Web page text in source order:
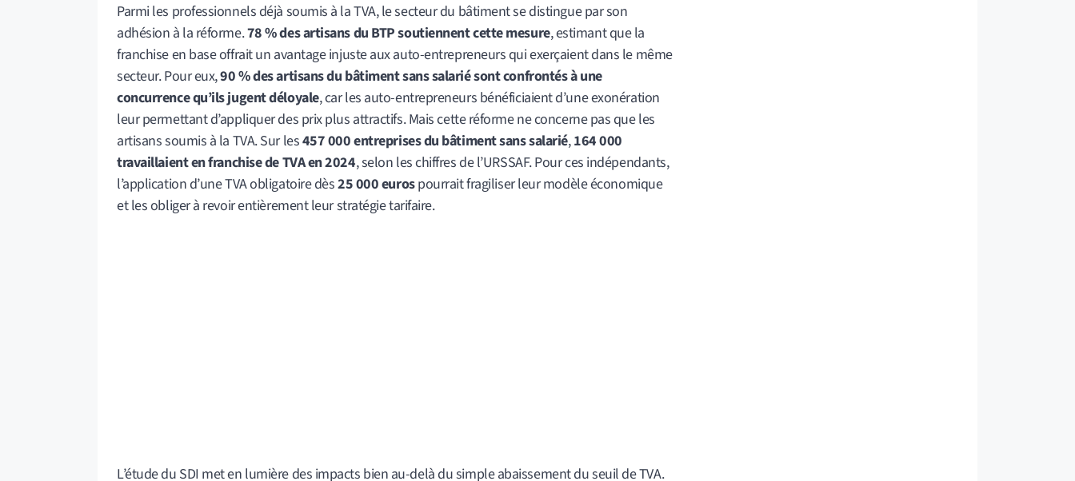
Parmi les professionnels déjà soumis à la TVA, le secteur du bâtiment se distingue par son
adhésion à la réforme.78 % des artisans du BTP soutiennent cette mesure, estimant que la
franchise en base offrait un avantage injuste aux auto-entrepreneurs qui exerçaient dans le même
secteur. Pour eux,90 % des artisans du bâtiment sans salarié sont confrontés à une
concurrence qu’ils jugent déloyale, car les auto-entrepreneurs bénéficiaient d’une exonération
leur permettant d’appliquer des prix plus attractifs. Mais cette réforme ne concerne pas que les
artisans soumis à la TVA. Sur les457 000 entreprises du bâtiment sans salarié,164 000
travaillaient en franchise de TVA en 2024, selon les chiffres de l’URSSAF. Pour ces indépendants,
l’application d’une TVA obligatoire dès25 000 eurospourrait fragiliser leur modèle économique
et les obliger à revoir entièrement leur stratégie tarifaire.
L’étude du SDI met en lumière des impacts bien au-delà du simple abaissement du seuil de TVA.